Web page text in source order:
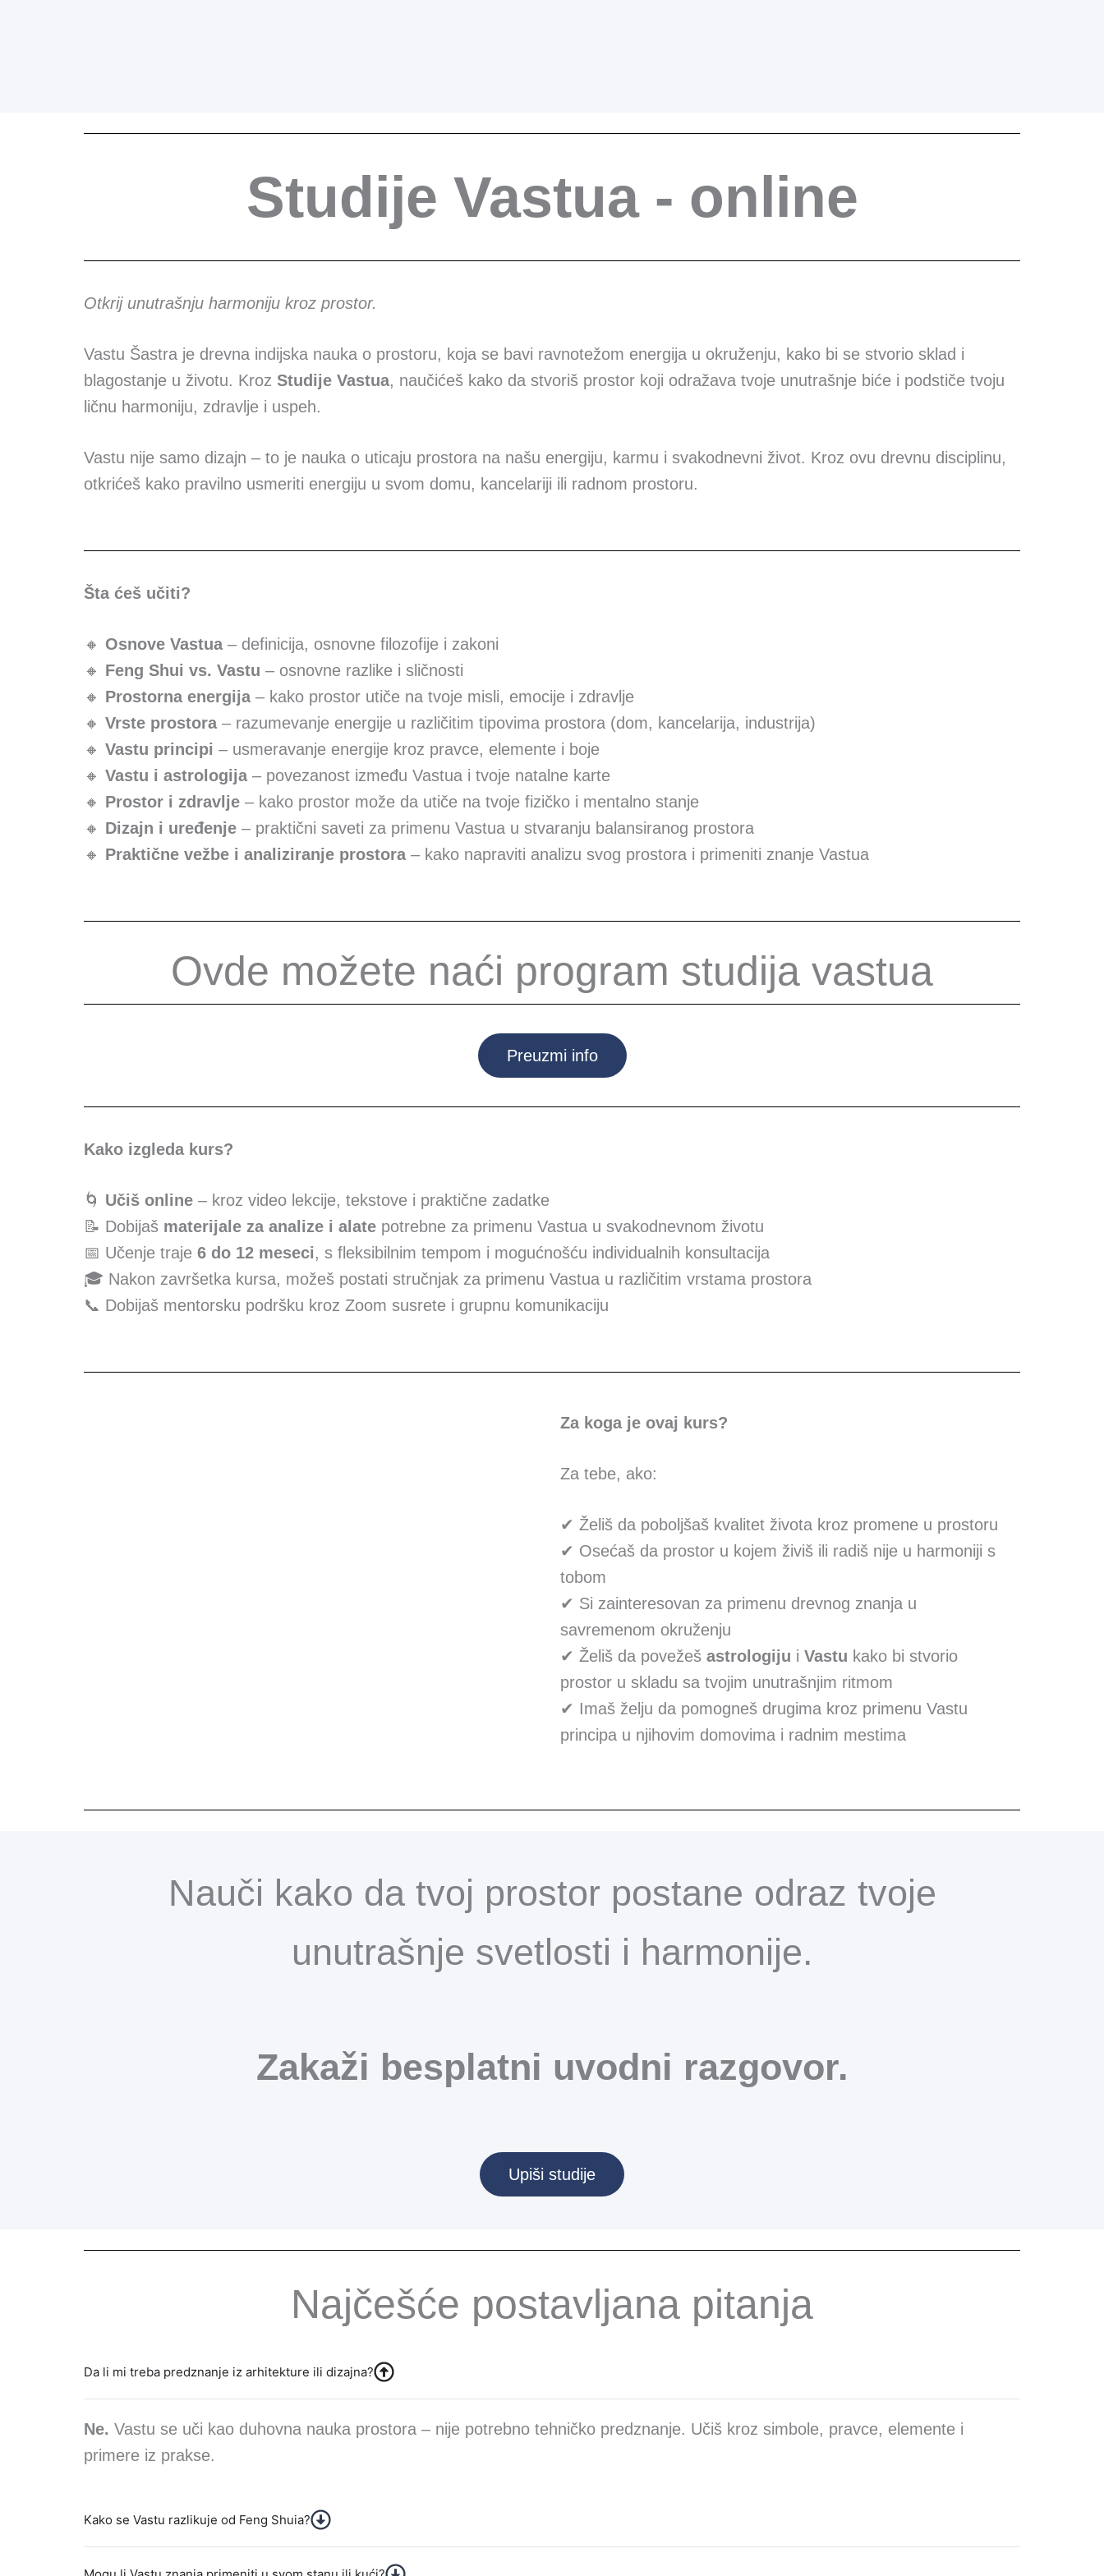
Studije Vastua - online
Otkrij unutrašnju harmoniju kroz prostor.
Vastu Šastra je drevna indijska nauka o prostoru, koja se bavi ravnotežom energija u okruženju, kako bi se stvorio sklad i
blagostanje u životu. Kroz Studije Vastua, naučićeš kako da stvoriš prostor koji odražava tvoje unutrašnje biće i podstiče tvoju
ličnu harmoniju, zdravlje i uspeh.
Vastu nije samo dizajn – to je nauka o uticaju prostora na našu energiju, karmu i svakodnevni život. Kroz ovu drevnu disciplinu,
otkrićeš kako pravilno usmeriti energiju u svom domu, kancelariji ili radnom prostoru.
Šta ćeš učiti?
🔸 Osnove Vastua– definicija, osnovne filozofije i zakoni
🔸 Feng Shui vs. Vastu – osnovne razlike i sličnosti
🔸 Prostorna energija– kako prostor utiče na tvoje misli, emocije i zdravlje
🔸 Vrste prostora– razumevanje energije u različitim tipovima prostora (dom, kancelarija, industrija)
🔸 Vastu principi – usmeravanje energije kroz pravce, elemente i boje
🔸 Vastu i astrologija– povezanost između Vastua i tvoje natalne karte
🔸 Prostor i zdravlje – kako prostor može da utiče na tvoje fizičko i mentalno stanje
🔸 Dizajn i uređenje – praktični saveti za primenu Vastua u stvaranju balansiranog prostora
🔸 Praktične vežbe i analiziranje prostora– kako napraviti analizu svog prostora i primeniti znanje Vastua
Ovde možete naći program studija vastua
Preuzmi info
Kako izgleda kurs?
🌀 Učiš online – kroz video lekcije, tekstove i praktične zadatke
📝 Dobijaš materijale za analize i alate potrebne za primenu Vastua u svakodnevnom životu
📅 Učenje traje 6 do 12 meseci, s fleksibilnim tempom i mogućnošću individualnih konsultacija
🎓 Nakon završetka kursa, možeš postati stručnjak za primenu Vastua u različitim vrstama prostora
📞 Dobijaš mentorsku podršku kroz Zoom susrete i grupnu komunikaciju
Za koga je ovaj kurs?
Za tebe, ako:
✔ Želiš da poboljšaš kvalitet života kroz promene u prostoru
✔ Osećaš da prostor u kojem živiš ili radiš nije u harmoniji s
tobom
✔ Si zainteresovan za primenu drevnog znanja u
savremenom okruženju
✔ Želiš da povežeš astrologiju i Vastu kako bi stvorio
prostor u skladu sa tvojim unutrašnjim ritmom
✔ Imaš želju da pomogneš drugima kroz primenu Vastu
principa u njihovim domovima i radnim mestima
Nauči kako da tvoj prostor postane odraz tvoje
unutrašnje svetlosti i harmonije.
Zakaži besplatni uvodni razgovor.
Upiši studije
Najčešće postavljana pitanja
Da li mi treba predznanje iz arhitekture ili dizajna?
Ne. Vastu se uči kao duhovna nauka prostora – nije potrebno tehničko predznanje. Učiš kroz simbole, pravce, elemente i
primere iz prakse.
Kako se Vastu razlikuje od Feng Shuia?